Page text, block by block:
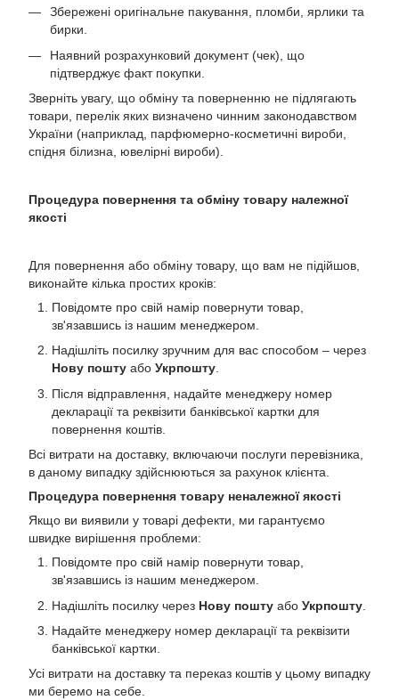
Збережені оригінальне пакування, пломби, ярлики та
бирки.
Наявний розрахунковий документ (чек), що
підтверджує факт покупки.
Зверніть увагу, що обміну та поверненню не підлягають
товари, перелік яких визначено чинним законодавством
України (наприклад, парфюмерно-косметичні вироби,
спідня білизна, ювелірні вироби).
Процедура повернення та обміну товару належної
якості
Для повернення або обміну товару, що вам не підійшов,
виконайте кілька простих кроків:
Повідомте про свій намір повернути товар,
зв'язавшись із нашим менеджером.
Надішліть посилку зручним для вас способом – через
Нову пошту або Укрпошту.
Після відправлення, надайте менеджеру номер
декларації та реквізити банківської картки для
повернення коштів.
Всі витрати на доставку, включаючи послуги перевізника,
в даному випадку здійснюються за рахунок клієнта.
Процедура повернення товару неналежної якості
Якщо ви виявили у товарі дефекти, ми гарантуємо
швидке вирішення проблеми:
Повідомте про свій намір повернути товар,
зв'язавшись із нашим менеджером.
Надішліть посилку через Нову пошту або Укрпошту
Надайте менеджеру номер декларації та реквізити
банківської картки.
Усі витрати на доставку та переказ коштів у цьому випадку
ми беремо на себе.